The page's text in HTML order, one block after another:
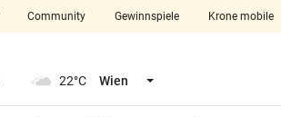
closeSchließen
Community Gewinnspiele Krone mobile
22°C Wien Menü aufklappen